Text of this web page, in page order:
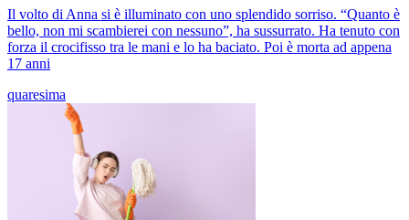
Il volto di Anna si è illuminato con uno splendido sorriso. “Quanto è
bello, non mi scambierei con nessuno”, ha sussurrato. Ha tenuto con
forza il crocifisso tra le mani e lo ha baciato. Poi è morta ad appena
17 anni
quaresima